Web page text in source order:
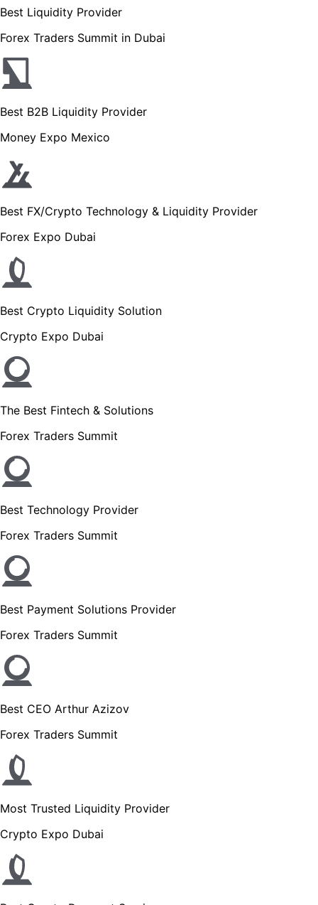
Best Liquidity Provider
Forex Traders Summit in Dubai
Best B2B Liquidity Provider
Money Expo Mexico
Best FX/Crypto Technology & Liquidity Provider
Forex Expo Dubai
Best Crypto Liquidity Solution
Crypto Expo Dubai
The Best Fintech & Solutions
Forex Traders Summit
Best Technology Provider
Forex Traders Summit
Best Payment Solutions Provider
Forex Traders Summit
Best CEO Arthur Azizov
Forex Traders Summit
Most Trusted Liquidity Provider
Crypto Expo Dubai